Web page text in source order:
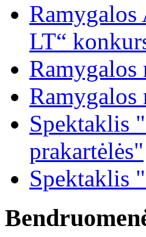
LT“
Ramygalos
Ramygalos
Spektaklis
prakartėlės"
Spektaklis